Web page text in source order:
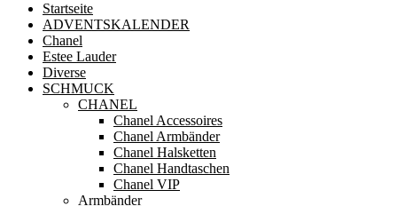
Startseite
ADVENTSKALENDER
Chanel
Estee Lauder
Diverse
SCHMUCK
CHANEL
Chanel Accessoires
Chanel Armbänder
Chanel Halsketten
Chanel Handtaschen
Chanel VIP
Armbänder